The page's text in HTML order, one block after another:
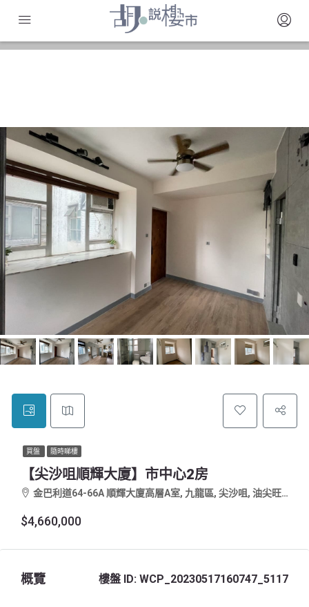
買盤 隨時睇樓
【尖沙咀順輝大廈】市中心2房
金巴利道64-66A 順輝大廈高層A室, 九龍區, 尖沙咀, 油尖旺區
$4,660,000
概覽 樓盤 ID: WCP_20230517160747_5117